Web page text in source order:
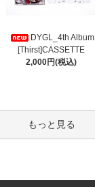
DYGL_4th Album
[Thirst]CASSETTE
2,000円(税込)
もっと見る